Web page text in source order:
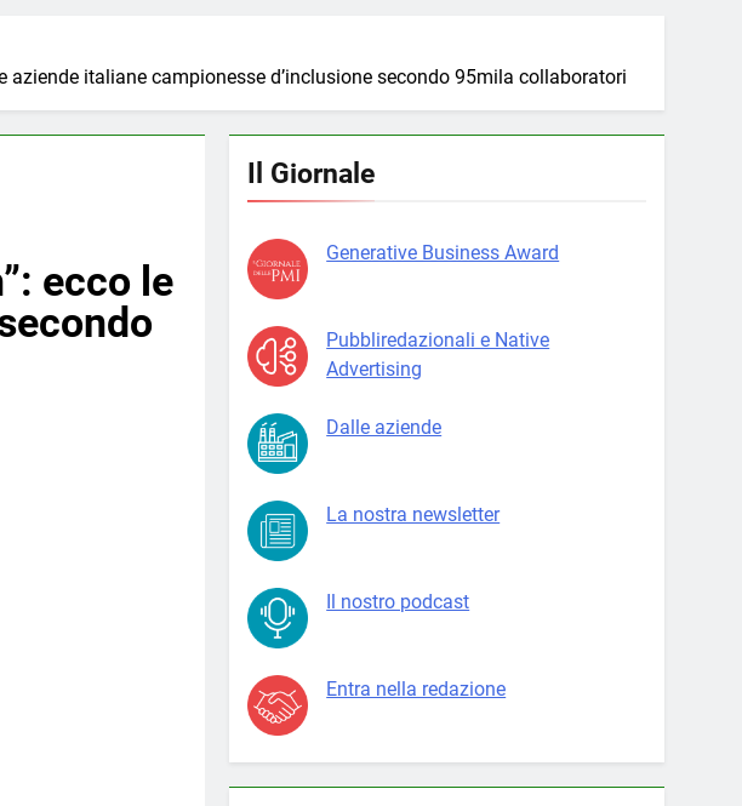
aziende italiane campionesse d’inclusione secondo 95mila collaboratori
ecco le
Il Giornale
Generative Business Award
Pubbliredazionali e Native
Advertising
Dalle aziende
La nostra newsletter
Il nostro podcast
Entra nella redazione